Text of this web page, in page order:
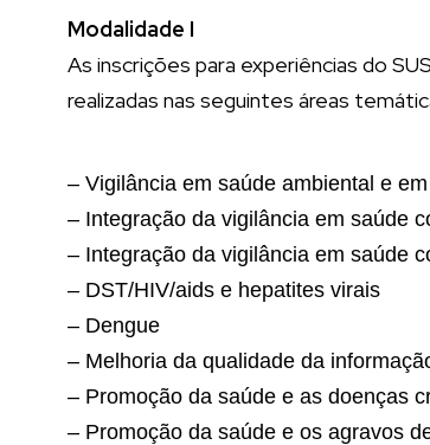
Modalidade I
As inscrições para experiências do
realizadas nas seguintes áreas
– Vigilância em saúde ambiental e
– Integração da vigilância em saúde
– Integração da vigilância em saúde
– DST/HIV/aids e hepatites virais
– Dengue
– Melhoria da qualidade da
– Promoção da saúde e as doenças
– Promoção da saúde e os agravos